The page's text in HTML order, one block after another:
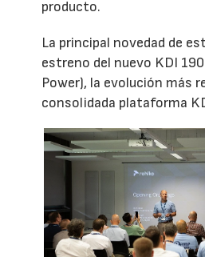
producto.
La principal novedad de
estreno del nuevo KDI
Power), la evolución más
consolidada plataforma